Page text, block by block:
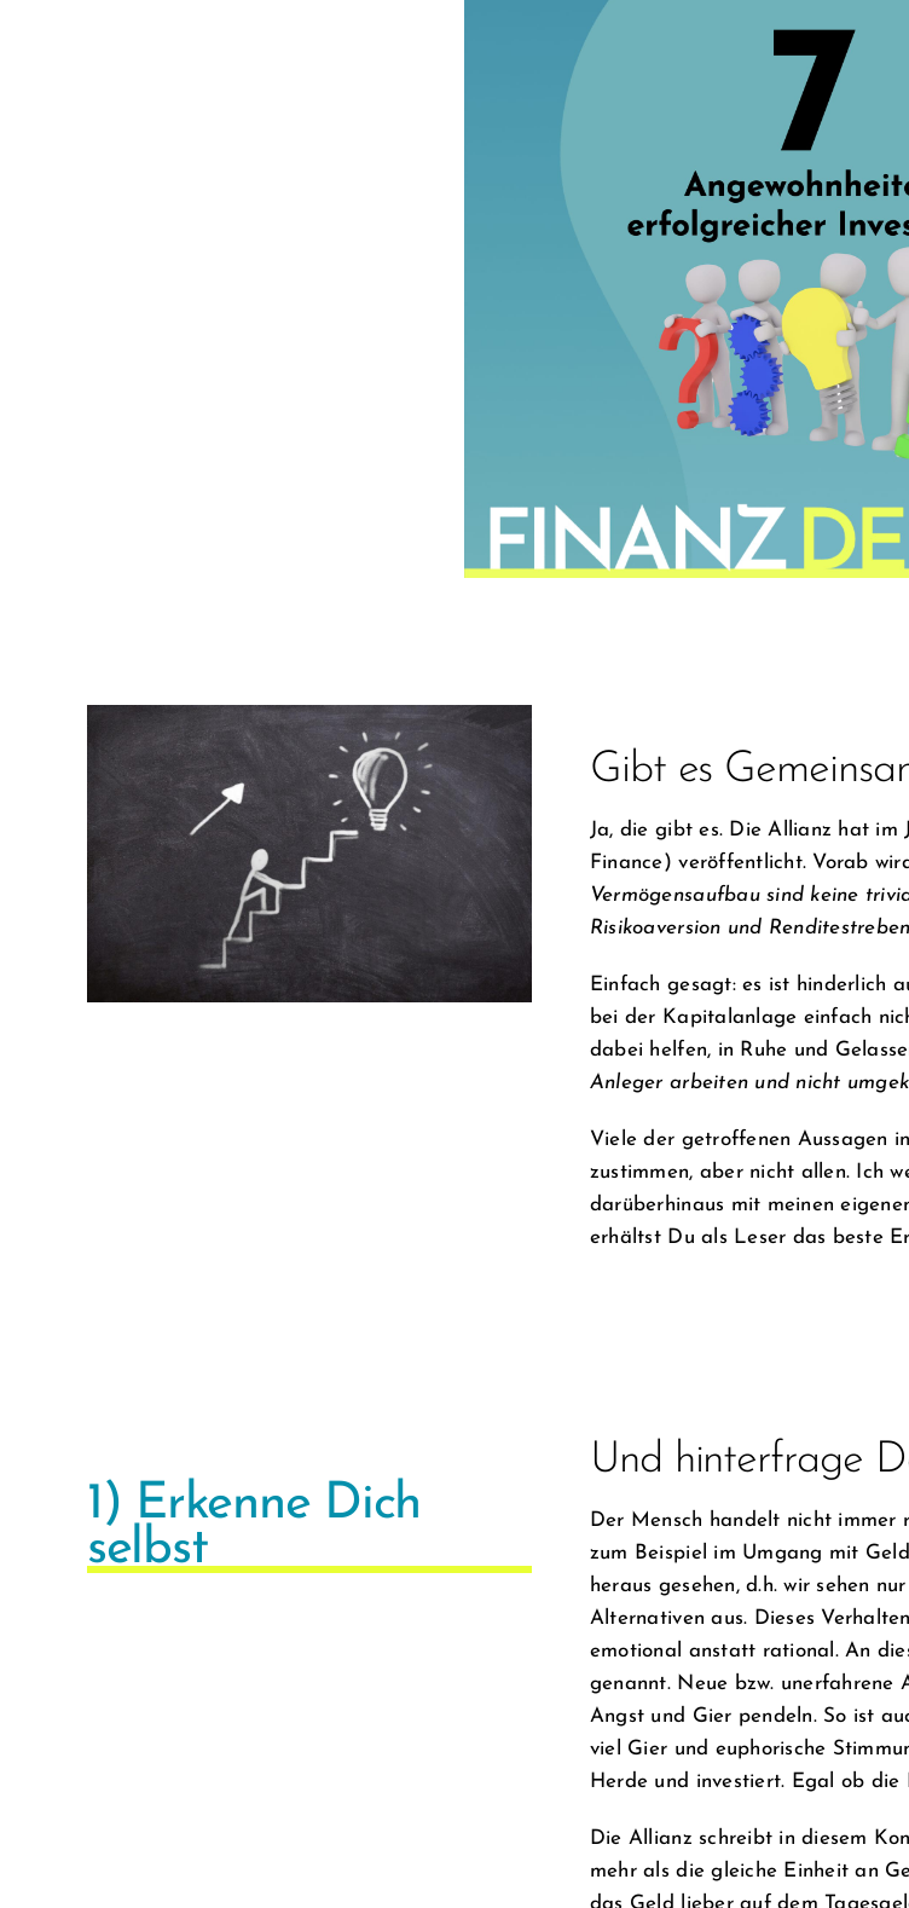
Gibt es
Ja, die gibt es. Die Allianz hat im
Finance) veröffentlicht. Vorab
Vermögensaufbau sind keine
Risikoaversion und
Einfach gesagt: es ist hinderlich
bei der Kapitalanlage einfach
dabei helfen, in Ruhe und
Anleger arbeiten und nicht
Viele der getroffenen Aussagen
zustimmen, aber nicht allen. Ich
darüberhinaus mit meinen
erhältst Du als Leser das beste
1) Erkenne Dich
selbst
Und hinterfrage
Der Mensch handelt nicht immer
zum Beispiel im Umgang mit
heraus gesehen, d.h. wir sehen
Alternativen aus. Dieses
emotional anstatt rational. An
genannt. Neue bzw. unerfahrene
Angst und Gier pendeln. So ist
viel Gier und euphorische
Herde und investiert. Egal ob
Die Allianz schreibt in diesem
mehr als die gleiche Einheit an
das Geld lieber auf dem